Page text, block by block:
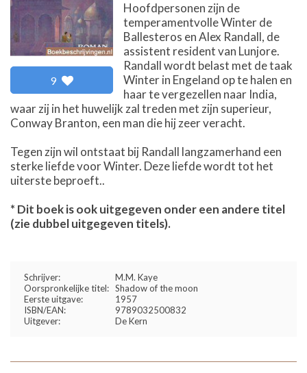
9
Hoofdpersonen zijn de
temperamentvolle Winter de
Ballesteros en Alex Randall, de
assistent resident van Lunjore.
Randall wordt belast met de taak
Winter in Engeland op te halen en
haar te vergezellen naar India,
waar zij in het huwelijk zal treden met zijn superieur,
Conway Branton, een man die hij zeer veracht.
Tegen zijn wil ontstaat bij Randall langzamerhand een
sterke liefde voor Winter. Deze liefde wordt tot het
uiterste beproeft..
* Dit boek is ook uitgegeven onder een andere titel
(zie dubbel uitgegeven titels).
Schrijver:
M.M. Kaye
Oorspronkelijke titel: Shadow of the moon
Eerste uitgave:
1957
ISBN/EAN:
9789032500832
Uitgever:
De Kern